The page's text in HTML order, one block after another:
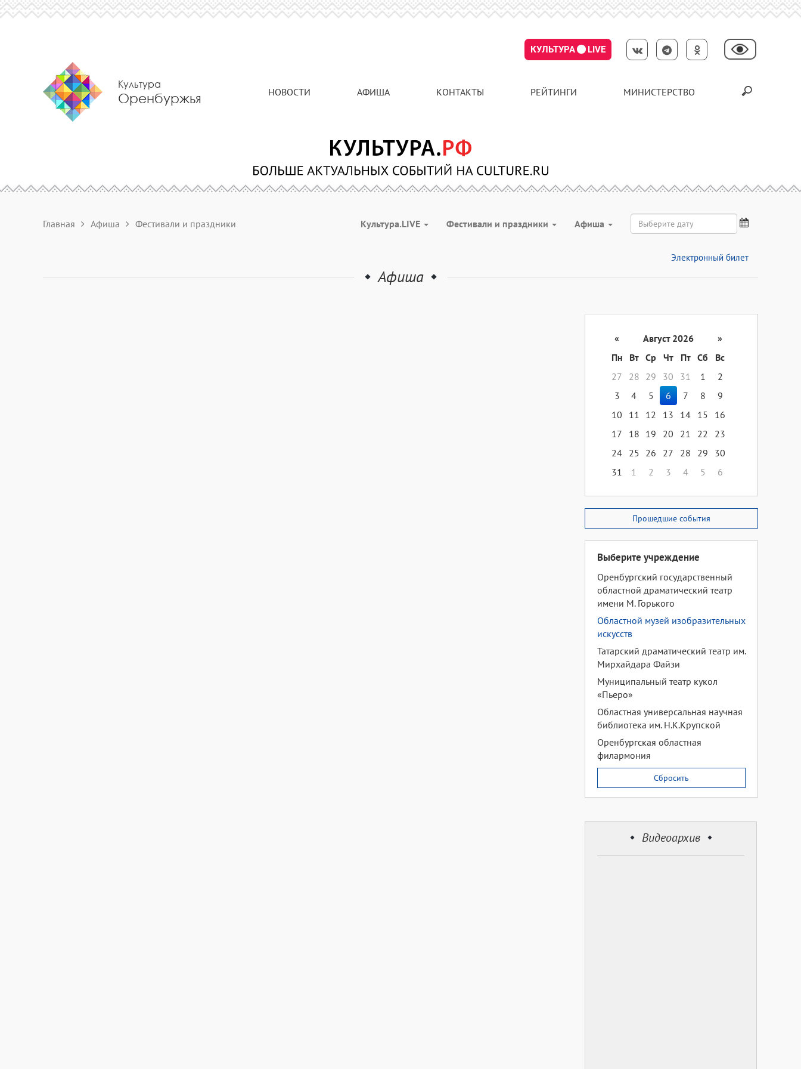
КУЛЬТУРА LIVE
Культура
Оренбуржья НОВОСТИ АФИША КОНТАКТЫ РЕЙТИНГИ МИНИСТЕРСТВО
Главная Афиша Фестивали и праздники Культура.LIVE Фестивали и праздники Aфиша
Электронный билет
Афиша
« Август 2026
»
Пн
Вт Ср Чт Пт Сб
Вс
27
28 29 30 31 1
2
3
4 5 6 7 8
9
10
11 12 13 14 15
16
17
18 19 20 21 22
23
24 25 26 27 28 29
30
31
1 2 3 4 5 6
Прошедшие события
Выберите учреждение
Оренбургский государственный
областной драматический театр
имени М. Горького
Областной музей изобразительных
искусств
Татарский драматический театр им.
Мирхайдара Файзи
Муниципальный театр кукол
«Пьеро»
Областная универсальная научная
библиотека им. Н.К.Крупской
Оренбургская областная
филармония
Сбросить
Видеоархив